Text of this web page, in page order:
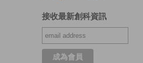
接收最新創科資訊